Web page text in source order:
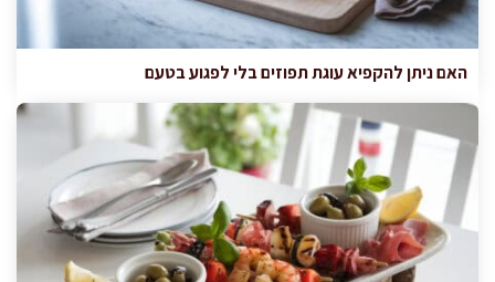
האם ניתן להקפיא עוגת תפוזים בלי לפגוע בטעם